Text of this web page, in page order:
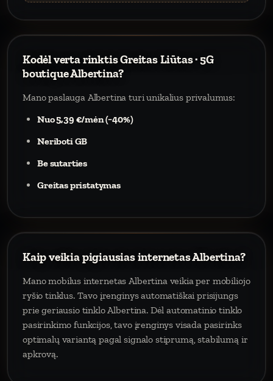
Kodėl verta rinktis Greitas Liūtas · 5G
boutique Albertina?
Mano paslauga Albertina turi unikalius privalumus:
Nuo 5,39 €/mėn (−40%)
Neriboti GB
Be sutarties
Greitas pristatymas
Kaip veikia pigiausias internetas Albertina?
Mano mobilus internetas Albertina veikia per mobiliojo
ryšio tinklus. Tavo įrenginys automatiškai prisijungs
prie geriausio tinklo Albertina. Dėl automatinio tinklo
pasirinkimo funkcijos, tavo įrenginys visada pasirinks
optimalų variantą pagal signalo stiprumą, stabilumą ir
apkrovą.